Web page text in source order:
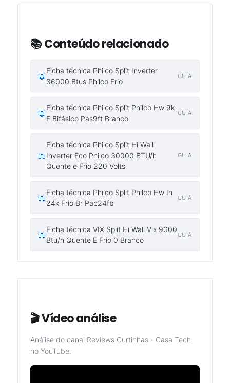
📚 Conteúdo relacionado
📖
Ficha técnica Philco Split Inverter
36000 Btus Philco Frio
GUIA
📖
Ficha técnica Philco Split Philco Hw 9k
F Bifásico Pas9ft Branco
GUIA
📖
Ficha técnica Philco Split Hi Wall
Inverter Eco Philco 30000 BTU/h
Quente e Frio 220 Volts
GUIA
📖
Ficha técnica Philco Split Philco Hw In
24k Frio Br Pac24fb
GUIA
📖
Ficha técnica VIX Split Hi Wall Vix 9000
Btu/h Quente E Frio 0 Branco
GUIA
🎬 Vídeo análise
Análise do canal Reviews Curtinhas - Casa Tech
no YouTube.